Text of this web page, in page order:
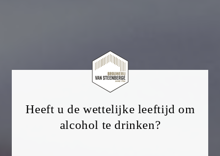
Heeft u de wettelijke leeftijd om
alcohol te drinken?